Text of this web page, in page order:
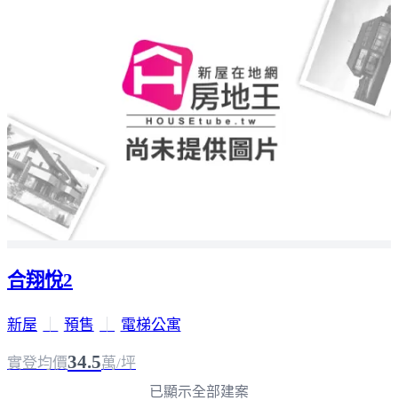
合翔悅2
新屋 預售 電梯公寓
實登均價34.5萬/坪
已顯示全部建案